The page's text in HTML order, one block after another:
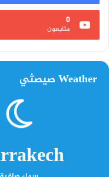
0
متابعون
Weather صيصثي